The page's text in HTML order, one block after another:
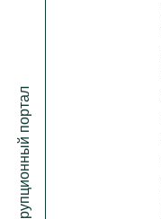
Антикоррупционный портал